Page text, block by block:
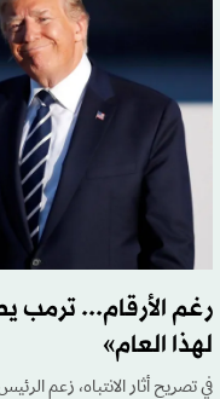
رغم الأرقام... ترمب
لهذا العام»
في تصريح أثار الانتباه، زعم